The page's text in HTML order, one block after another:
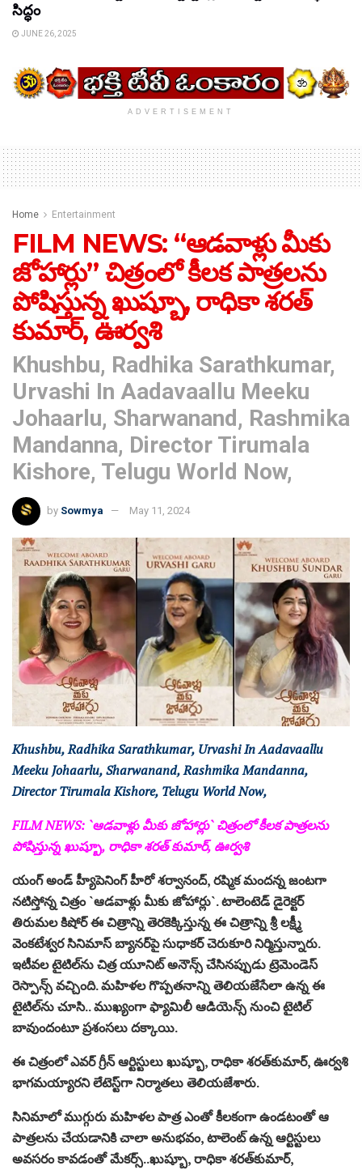
సిద్ధం
JUNE 26, 2025
ADVERTISEMENT
Home Entertainment
FILM NEWS: “ఆడవాళ్లు మీకు
జోహార్లు” చిత్రంలో కీల‌క పాత్ర‌ల‌ను
పోషిస్తున్న ఖుష్బూ, రాధికా శ‌ర‌త్
కుమార్‌, ఊర్వ‌శి
Khushbu, Radhika Sarathkumar,
Urvashi In Aadavaallu Meeku
Johaarlu, Sharwanand, Rashmika
Mandanna, Director Tirumala
Kishore, Telugu World Now,
by Sowmya May 11, 2024
Khushbu, Radhika Sarathkumar, Urvashi In Aadavaallu
Meeku Johaarlu, Sharwanand, Rashmika Mandanna,
Director Tirumala Kishore, Telugu World Now,
FILM NEWS: `ఆడవాళ్లు మీకు జోహార్లు` చిత్రంలో కీల‌క పాత్ర‌ల‌ను
పోషిస్తున్న ఖుష్బూ, రాధికా శ‌ర‌త్ కుమార్‌, ఊర్వ‌శి
యంగ్ అండ్ హ్యీపెనింగ్ హీరో శ‌ర్వానంద్, ర‌ష్మిక మంద‌న్న జంట‌గా
న‌టిస్తోన్న చిత్రం `ఆడవాళ్లు మీకు జోహార్లు`. టాలెంటెడ్ డైరెక్ట‌ర్
తిరుమ‌ల కిషోర్ ఈ చిత్రాన్ని తెర‌కెక్కిస్తున్న ఈ చిత్రాన్ని శ్రీ ల‌క్ష్మీ
వెంక‌టేశ్వ‌ర సినిమాస్ బ్యాన‌ర్‌పై సుధాక‌ర్ చెరుకూరి నిర్మిస్తున్నారు.
ఇటీవ‌ల టైటిల్‌ను చిత్ర యూనిట్ అనౌన్స్ చేసిన‌ప్పుడు ట్రెమెండెస్
రెస్పాన్స్ వ‌చ్చింది. మ‌హిళల‌ గొప్ప‌త‌నాన్ని తెలియ‌జేసేలా ఉన్న ఈ
టైటిల్‌ను చూసి.. ముఖ్యంగా ఫ్యామిలీ ఆడియెన్స్ నుంచి టైటిల్
బావుందంటూ ప్ర‌శంస‌లు ద‌క్కాయి.
ఈ చిత్రంలో ఎవ‌ర్ గ్రీన్ ఆర్టిస్టులు ఖుష్బూ, రాధికా శ‌ర‌త్‌కుమార్‌, ఊర్వ‌శి
భాగ‌మ‌య్యార‌ని లేటెస్ట్‌గా నిర్మాత‌లు తెలియ‌జేశారు.
సినిమాలో ముగ్గురు మ‌హిళ‌ల పాత్ర ఎంతో కీల‌కంగా ఉండ‌టంతో ఆ
పాత్ర‌ల‌ను చేయ‌డానికి చాలా అనుభ‌వం, టాలెంట్ ఉన్న ఆర్టిస్టులు
అవ‌స‌రం కావ‌డంతో మేక‌ర్స్..ఖుష్బూ, రాధికా శ‌ర‌త్‌కుమార్‌,